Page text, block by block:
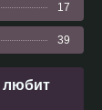
17
39
любит